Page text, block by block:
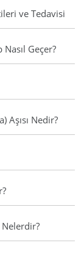
ve Tedavisi
Geçer?
Aşısı Nedir?